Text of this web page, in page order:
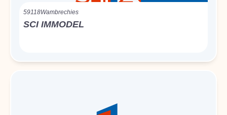
59118Wambrechies
SCI IMMODEL